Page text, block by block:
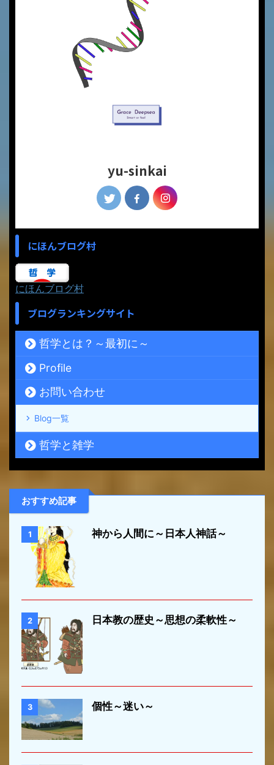
yu-sinkai
にほんブログ村
にほんブログ村
ブログランキングサイト
哲学とは？～最初に～
Profile
お問い合わせ
Blog一覧
哲学と雑学
おすすめ記事
1 神から人間に～日本人神話～
2 日本教の歴史～思想の柔軟性～
3 個性～迷い～